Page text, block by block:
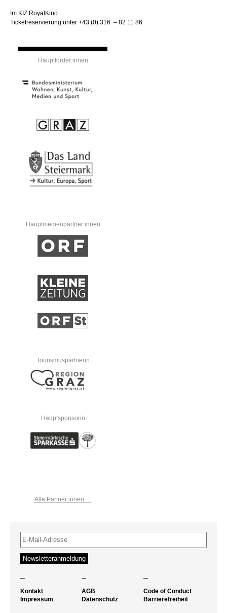
Im KIZ RoyalKino
Ticketreservierung unter +43 (0) 316 – 82 11 86
Hauptförder:innen
Hauptmedienpartner:innen
Tourismuspartnerin
Hauptsponsorin
Alle Partner:innen …
– – –
Kontakt
Impressum
AGB
Datenschutz
Code of Conduct
Barrierefreiheit